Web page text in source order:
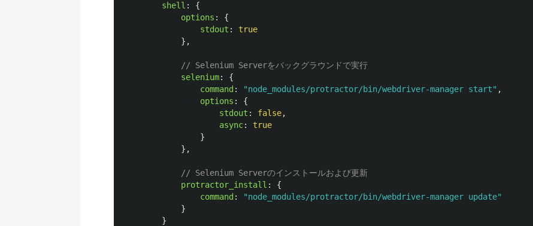
shell :
{
options :
{
stdout :
true
},
// Selenium Serverをバックグラウンドで実行
selenium:
{
command : "node_modules/protractor/bin/webdriver-manager start" ,
options :
{
stdout : false,
async:
true
}
},
// Selenium Serverのインストールおよび更新
protractor_install :
{
command : "node_modules/protractor/bin/webdriver-manager update"
}
}